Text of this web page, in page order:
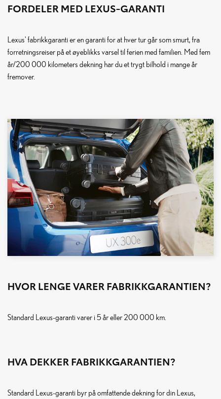
FORDELER MED LEXUS-GARANTI
Lexus' fabrikkgaranti er en garanti for at hver tur går som smurt, fra
forretningsreiser på et øyeblikks varsel til ferien med familien. Med fem
år/200 000 kilometers dekning har du et trygt bilhold i mange år
fremover.
HVOR LENGE VARER FABRIKKGARANTIEN?
Standard Lexus-garanti varer i 5 år eller 200 000 km.
HVA DEKKER FABRIKKGARANTIEN?
Standard Lexus-garanti byr på omfattende dekning for din Lexus,